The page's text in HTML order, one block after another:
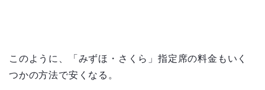
このように、「みずほ・さくら」指定席の料金もいく
つかの方法で安くなる。